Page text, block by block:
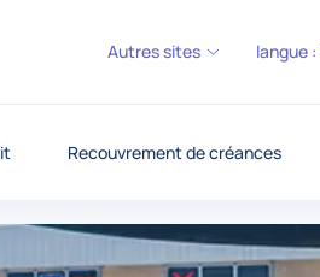
Recouvrement de créances
Autres sites langue :